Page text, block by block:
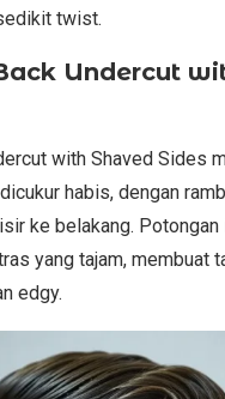
twist.
Undercut
with Shaved Sides
habis, dengan
ke belakang. Potongan
yang tajam, membuat
edgy.